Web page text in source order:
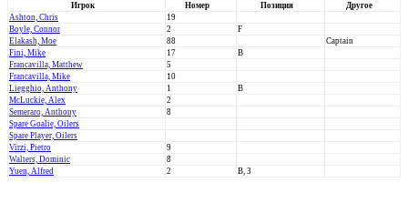
Игрок
Номер Позиция
Другое
Ashton, Chris
19
Boyle, Connor
2
F
Elakash, Moe
88
Captain
Fini, Mike
17
В
Francavilla, Matthew
5
Francavilla, Mike
10
Liegghio, Anthony
1
В
McLuckie, Alex
2
Semeraro, Anthony
8
Spare Goalie, Oilers
Spare Player, Oilers
Virzi, Pietro
9
Walters, Dominic
8
Yuen, Alfred
2 В, З